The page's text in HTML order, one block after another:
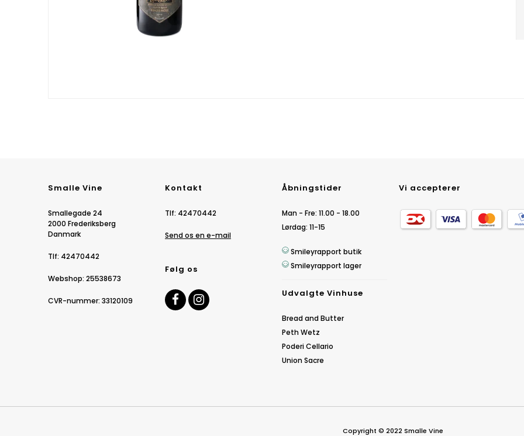
Smalle Vine
Smallegade 24
2000 Frederiksberg
Danmark
Tlf: 42470442
Webshop: 25538673
CVR-nummer: 33120109
Kontakt
Tlf: 42470442
Send os en e-mail
Følg os
Åbningstider
Man - Fre: 11.00 - 18.00
Lørdag: 11-15
Smileyrapport butik
Smileyrapport lager
Udvalgte Vinhuse
Bread and Butter
Peth Wetz
Poderi Cellario
Union Sacre
Vi accepterer
Copyright © 2022 Smalle Vine